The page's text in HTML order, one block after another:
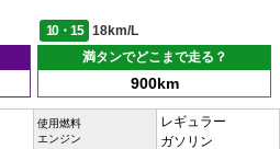
10・15
18km/L
満タンでどこまで走る？
900km
使用燃料
エンジン
レギュラー
ガソリン